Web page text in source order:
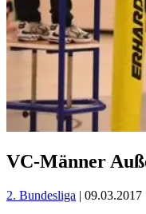
VC-Männer
2. Bundesliga | 09.03.2017